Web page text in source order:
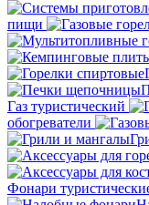
пищи
Газ туристический
обогреватели
Фонари